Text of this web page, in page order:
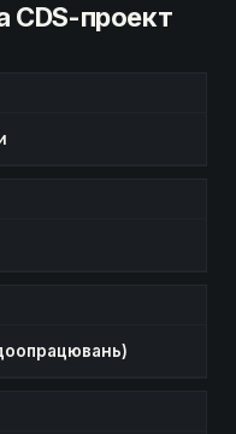
CDS-проект